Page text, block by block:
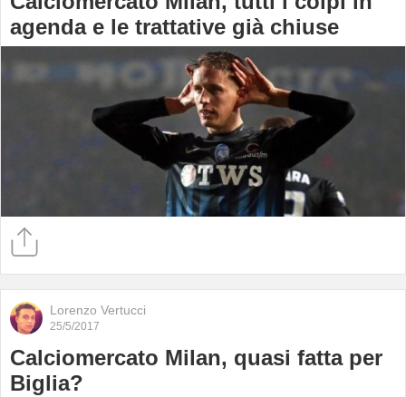
agenda e le trattative già chiuse
Lorenzo Vertucci
25/5/2017
Calciomercato Milan, quasi fatta per
Biglia?